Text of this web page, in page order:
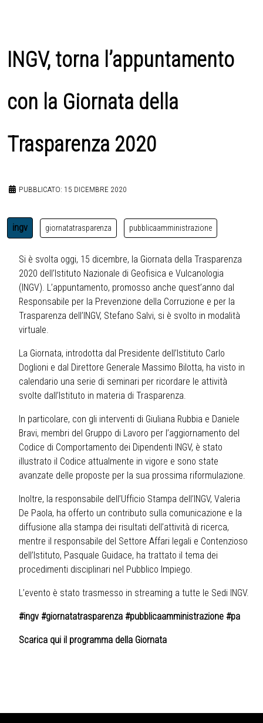
INGV, torna l’appuntamento
con la Giornata della
Trasparenza 2020
PUBBLICATO: 15 DICEMBRE 2020
ingv giornatatrasparenza pubblicaamministrazione
Si è svolta oggi, 15 dicembre, la Giornata della Trasparenza
2020 dell’Istituto Nazionale di Geofisica e Vulcanologia
(INGV). L’appuntamento, promosso anche quest’anno dal
Responsabile per la Prevenzione della Corruzione e per la
Trasparenza dell’INGV, Stefano Salvi, si è svolto in modalità
virtuale.
La Giornata, introdotta dal Presidente dell’Istituto Carlo
Doglioni e dal Direttore Generale Massimo Bilotta, ha visto in
calendario una serie di seminari per ricordare le attività
svolte dall’Istituto in materia di Trasparenza.
In particolare, con gli interventi di Giuliana Rubbia e Daniele
Bravi, membri del Gruppo di Lavoro per l’aggiornamento del
Codice di Comportamento dei Dipendenti INGV, è stato
illustrato il Codice attualmente in vigore e sono state
avanzate delle proposte per la sua prossima riformulazione.
Inoltre, la responsabile dell’Ufficio Stampa dell’INGV, Valeria
De Paola, ha offerto un contributo sulla comunicazione e la
diffusione alla stampa dei risultati dell’attività di ricerca,
mentre il responsabile del Settore Affari legali e Contenzioso
dell’Istituto, Pasquale Guidace, ha trattato il tema dei
procedimenti disciplinari nel Pubblico Impiego.
L’evento è stato trasmesso in streaming a tutte le Sedi INGV.
#ingv #giornatatrasparenza #pubblicaamministrazione #pa
Scarica qui il programma della Giornata